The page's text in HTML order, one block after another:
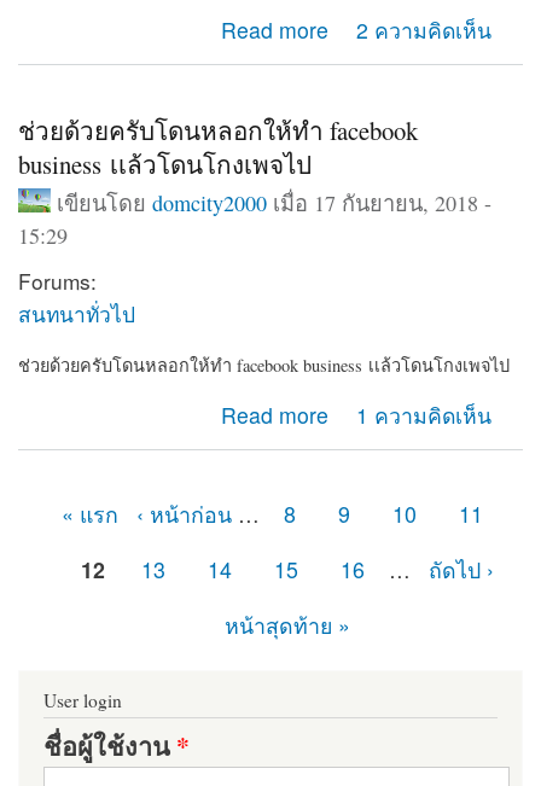
Read more
about ถามเรื่อง Drupal 8 การอัพเดทและ API2 ความคิดเห็น
ช่วยด้วยครับโดนหลอกให้ทำ facebook
business เเล้วโดนโกงเพจไป
เขียนโดย domcity2000เมื่อ 17 กันยายน, 2018 -
15:29
Forums:
สนทนาทั่วไป
ช่วยด้วยครับโดนหลอกให้ทำ facebook business เเล้วโดนโกงเพจไป
Read more
about ช่วยด้วยครับโดนหลอกให้ทำ facebook
business เเล้วโดนโกงเพจไป
1 ความคิดเห็น
« แรก ‹ หน้าก่อน … 8 9 10
11
12
13 14 15 16 …
ถัดไป ›
หน้าสุดท้าย »
User login
ชื่อผู้ใช้งาน*